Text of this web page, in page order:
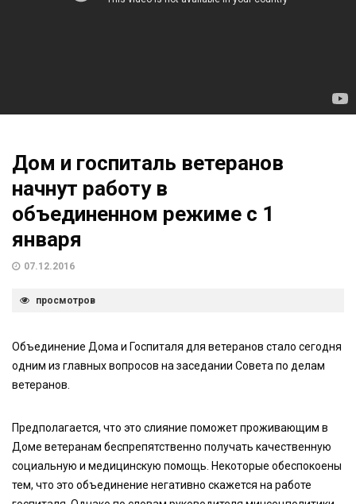
Дом и госпиталь ветеранов
начнут работу в
объединенном режиме с 1
января
07.12.2016
просмотров
Объединение Дома и Госпиталя для ветеранов стало сегодня
одним из главных вопросов на заседании Совета по делам
ветеранов.
Предполагается, что это слияние поможет проживающим в
Доме ветеранам беспрепятственно получать качественную
социальную и медицинскую помощь. Некоторые обеспокоены
тем, что это объединение негативно скажется на работе